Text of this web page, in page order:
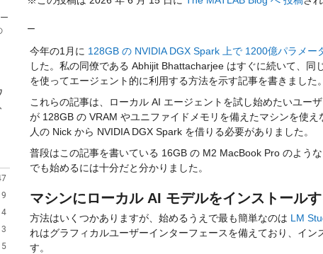
4
3
—
今年の1月に 128GB の NVIDIA DGX Spark 上で 1200億パラメ
した。私の同僚である Abhijit Bhattacharjee はすぐに続いて、
を使ってエージェント的に利用する方法を示す記事を書きました。
これらの記事は、ローカル AI エージェントを試し始めたいユー
が 128GB の VRAM やユニファイドメモリを備えたマシンを使え
人の Nick から NVIDIA DGX Spark を借りる必要がありました。
普段はこの記事を書いている 16GB の M2 MacBook Pro のよう
でも始めるには十分だと分かりました。
マシンにローカル AI モデルをインストール
方法はいくつかありますが、始めるうえで最も簡単なのは LM
れはグラフィカルユーザーインターフェースを備えており、イ
す。